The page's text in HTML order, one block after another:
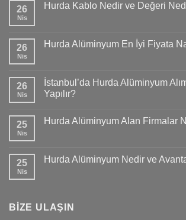
26
Nis
Hurda Kablo Nedir ve Değeri
26
Nis
Hurda Alüminyum En İyi Fiyata
26
Nis
İstanbul’da Hurda Alüminyum
Yapılır?
25
Nis
Hurda Alüminyum Alan Firmalar
25
Nis
Hurda Alüminyum Nedir ve
BİZE ULAŞIN